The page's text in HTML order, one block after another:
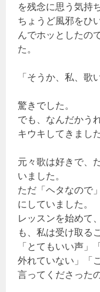
を残念に思う気持
ちょうど風邪をひ
んでホッとしたの
た。
「そうか、私、歌
驚きでした。
でも、なんだかう
キウキしてきました
元々歌は好きで、
いました。
ただ「ヘタなので
にしていました。
レッスンを始めて
も、私は受け取る
「とてもいい声」
外れていない」「
言ってくださったの